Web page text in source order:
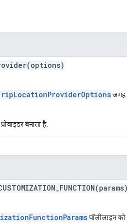
जगह
बनाता है.
पॉलीलाइन